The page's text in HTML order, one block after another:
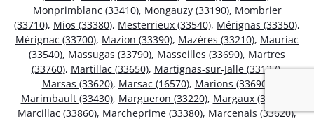
Monprimblanc (33410), Mongauzy (33190), Mombrier
(33710), Mios (33380), Mesterrieux (33540), Mérignas (33350),
Mérignac (33700), Mazion (33390), Mazères (33210), Mauriac
(33540), Massugas (33790), Masseilles (33690), Martres
(33760), Martillac (33650), Martignas-sur-Jalle (33127),
Marsas (33620), Marsac (16570), Marions (33690)
Marimbault (33430), Margueron (33220), Margaux (33460)
Marcillac (33860), Marcheprime (33380), Marcenais (33620),